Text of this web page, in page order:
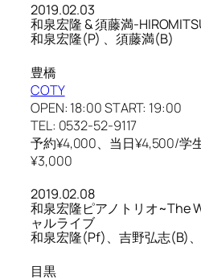
2019.02.03
和泉宏隆 & 須藤満-
和泉宏隆(P) 、須藤満(B)
豊橋
COTY
OPEN: 18:00 START: 19:00
TEL: 0532-52-9117
予約¥4,000、当日¥4,500/学
¥3,000
2019.02.08
和泉宏隆ピアノトリオ~The
ャルライブ
和泉宏隆(Pf)、吉野弘志(B)
目黒